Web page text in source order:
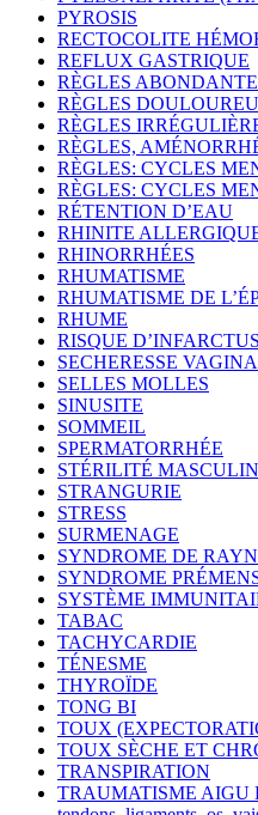
PYROSIS
RECTOCOLITE
REFLUX GASTRIQUE
RÈGLES
RÈGLES
RÈGLES
RÈGLES,
RÈGLES: CYCLES
RÈGLES: CYCLES
RÉTENTION D’EAU
RHINITE
RHINORRHÉES
RHUMATISME
RHUMATISME DE
RHUME
RISQUE
SECHERESSE
SELLES MOLLES
SINUSITE
SOMMEIL
SPERMATORRHÉE
STÉRILITÉ
STRANGURIE
STRESS
SURMENAGE
SYNDROME DE
SYNDROME
SYSTÈME
TABAC
TACHYCARDIE
TÉNESME
THYROÏDE
TONG BI
TOUX
TOUX SÈCHE ET
TRANSPIRATION
TRAUMATISME AIGU